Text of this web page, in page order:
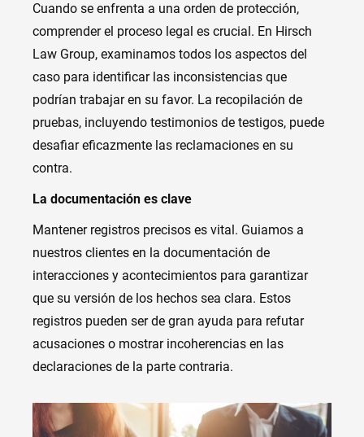
Cuando se enfrenta a una orden de protección,
comprender el proceso legal es crucial. En Hirsch
Law Group, examinamos todos los aspectos del
caso para identificar las inconsistencias que
podrían trabajar en su favor. La recopilación de
pruebas, incluyendo testimonios de testigos, puede
desafiar eficazmente las reclamaciones en su
contra.
La documentación es clave
Mantener registros precisos es vital. Guiamos a
nuestros clientes en la documentación de
interacciones y acontecimientos para garantizar
que su versión de los hechos sea clara. Estos
registros pueden ser de gran ayuda para refutar
acusaciones o mostrar incoherencias en las
declaraciones de la parte contraria.